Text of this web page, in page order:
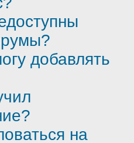
добавлять
на